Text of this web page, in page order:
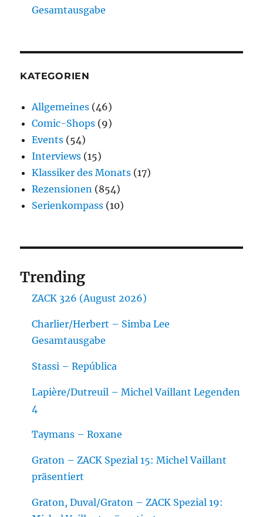
Gesamtausgabe
KATEGORIEN
Allgemeines (46)
Comic-Shops (9)
Events (54)
Interviews (15)
Klassiker des Monats (17)
Rezensionen (854)
Serienkompass (10)
Trending
ZACK 326 (August 2026)
Charlier/Herbert – Simba Lee
Gesamtausgabe
Stassi – República
Lapière/Dutreuil – Michel Vaillant Legenden
4
Taymans – Roxane
Graton – ZACK Spezial 15: Michel Vaillant
präsentiert
Graton, Duval/Graton – ZACK Spezial 19: